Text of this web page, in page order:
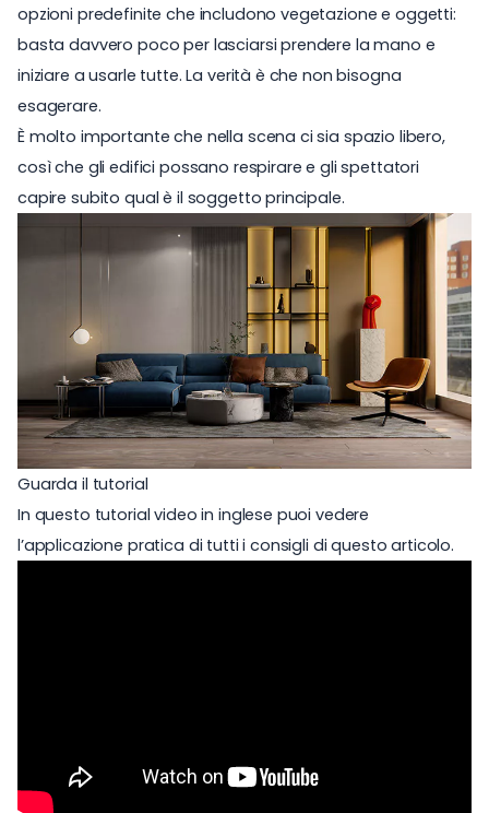
opzioni predefinite che includono vegetazione e oggetti:
basta davvero poco per lasciarsi prendere la mano e
iniziare a usarle tutte. La verità è che non bisogna
esagerare.
È molto importante che nella scena ci sia spazio libero,
così che gli edifici possano respirare e gli spettatori
capire subito qual è il soggetto principale.
Guarda il tutorial
In questo tutorial video in inglese puoi vedere
l’applicazione pratica di tutti i consigli di questo articolo.